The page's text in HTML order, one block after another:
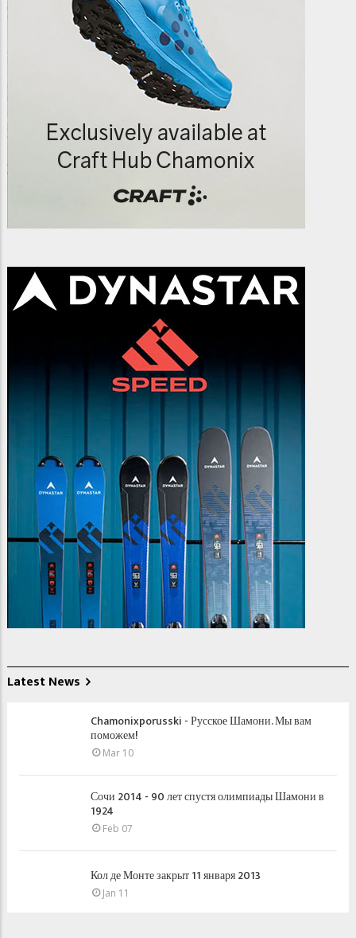
Latest News
Chamonixporusski - Русское Шамони. Мы вам
поможем!
Mar 10
Сочи 2014 - 90 лет спустя олимпиады Шамони в
1924
Feb 07
Кол де Монте закрыт 11 января 2013
Jan 11